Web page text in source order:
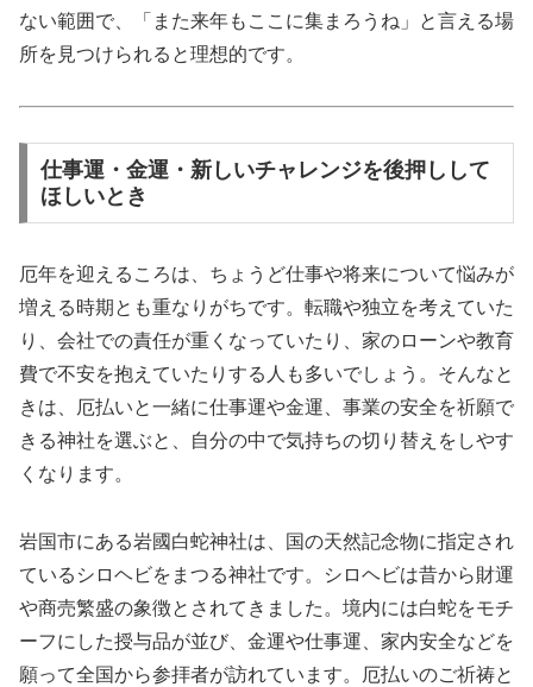
ない範囲で、「また来年もここに集まろうね」と言える場
所を見つけられると理想的です。
仕事運・金運・新しいチャレンジを後押しして
ほしいとき
厄年を迎えるころは、ちょうど仕事や将来について悩みが
増える時期とも重なりがちです。転職や独立を考えていた
り、会社での責任が重くなっていたり、家のローンや教育
費で不安を抱えていたりする人も多いでしょう。そんなと
きは、厄払いと一緒に仕事運や金運、事業の安全を祈願で
きる神社を選ぶと、自分の中で気持ちの切り替えをしやす
くなります。
岩国市にある岩國白蛇神社は、国の天然記念物に指定され
ているシロヘビをまつる神社です。シロヘビは昔から財運
や商売繁盛の象徴とされてきました。境内には白蛇をモチ
ーフにした授与品が並び、金運や仕事運、家内安全などを
願って全国から参拝者が訪れています。厄払いのご祈祷と